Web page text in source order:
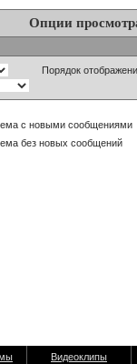
Опции
Порядок
с новыми сообщениями
без новых сообщений
Видеоклипы